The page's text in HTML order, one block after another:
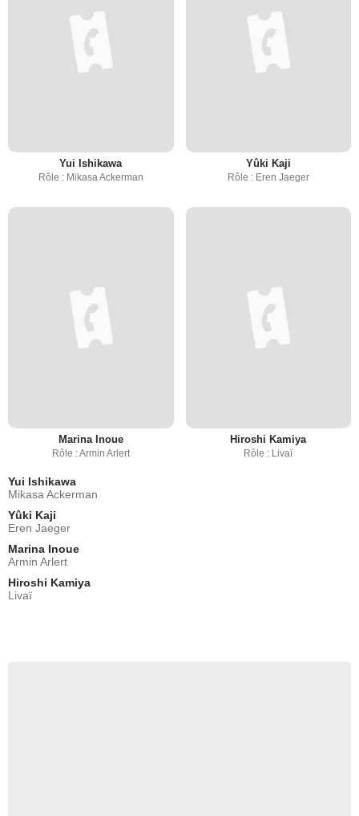
Yui Ishikawa
Rôle : Mikasa Ackerman
Yûki Kaji
Rôle : Eren Jaeger
Marina Inoue
Rôle : Armin Arlert
Hiroshi Kamiya
Rôle : Livaï
Yui Ishikawa
Mikasa Ackerman
Yûki Kaji
Eren Jaeger
Marina Inoue
Armin Arlert
Hiroshi Kamiya
Livaï